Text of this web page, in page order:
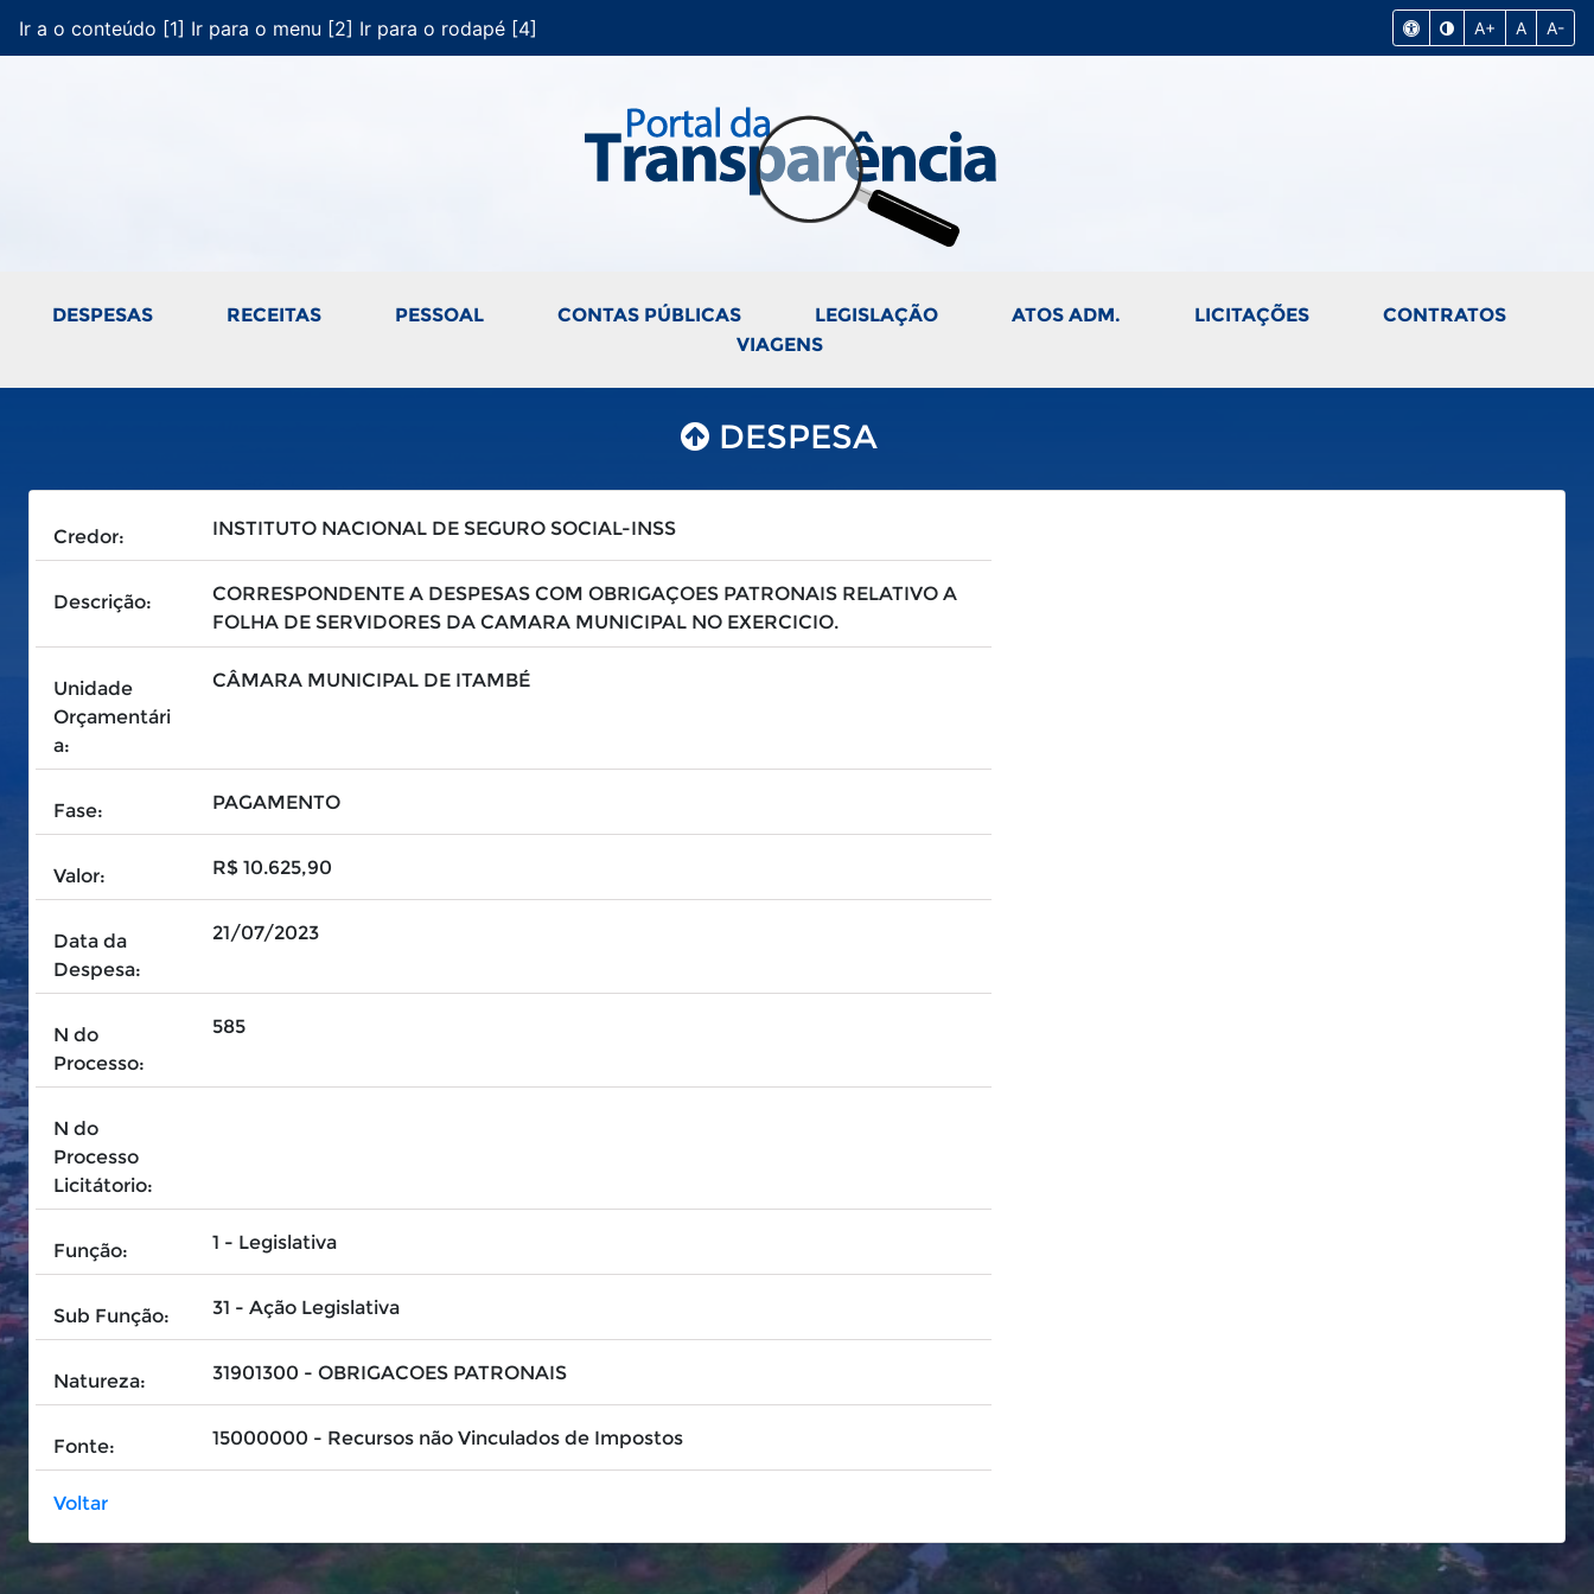
Ir a o conteúdo [1] Ir para o menu [2] Ir para o rodapé [4] A+ A A-
DESPESAS RECEITAS PESSOAL CONTAS PÚBLICAS LEGISLAÇÃO ATOS ADM. LICITAÇÕES
CONTRATOS
VIAGENS
DESPESA
Credor: INSTITUTO NACIONAL DE SEGURO SOCIAL-INSS
Descrição:
CORRESPONDENTE A DESPESAS COM OBRIGAÇOES PATRONAIS RELATIVO A
FOLHA DE SERVIDORES DA CAMARA MUNICIPAL NO EXERCICIO.
Unidade
Orçamentári
a:
CÂMARA MUNICIPAL DE ITAMBÉ
Fase: PAGAMENTO
Valor: R$ 10.625,90
Data da
Despesa:
21/07/2023
N do
Processo:
585
N do
Processo
Licitátorio:
Função: 1 - Legislativa
Sub Função: 31 - Ação Legislativa
Natureza: 31901300 - OBRIGACOES PATRONAIS
Fonte: 15000000 - Recursos não Vinculados de Impostos
Voltar